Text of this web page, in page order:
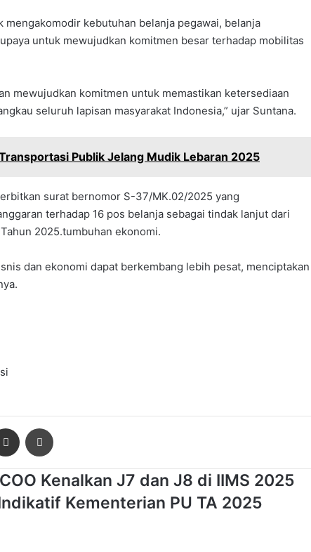
kebutuhan belanja pegawai, belanja
untuk mewujudkan komitmen besar terhadap mobilitas
mewujudkan komitmen untuk memastikan ketersediaan
seluruh lapisan masyarakat Indonesia,” ujar Suntana.
Publik Jelang Mudik Lebaran 2025
surat bernomor S-37/MK.02/2025 yang
terhadap 16 pos belanja sebagai tindak lanjut dari
2025.tumbuhan ekonomi.
dan ekonomi dapat berkembang lebih pesat, menciptakan
Share via Email
Kenalkan J7 dan J8 di IIMS 2025
Kementerian PU TA 2025